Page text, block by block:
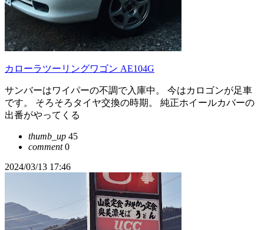
カローラツーリングワゴン AE104G
サンバーはワイパーの不調で入庫中。 今はカロゴンが足車
です。 そろそろタイヤ交換の時期。 純正ホイールカバーの
出番がやってくる
thumb_up 45
comment0
2024/03/13 17:46